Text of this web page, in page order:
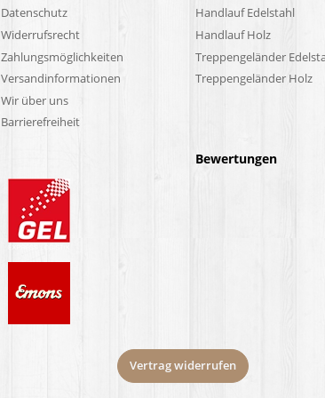
Datenschutz
Widerrufsrecht
Zahlungsmöglichkeiten
Versandinformationen
Wir über uns
Barrierefreiheit
Handlauf Edelstahl
Handlauf Holz
Treppengeländer
Treppengeländer Holz
Bewertungen
Vertrag widerrufen